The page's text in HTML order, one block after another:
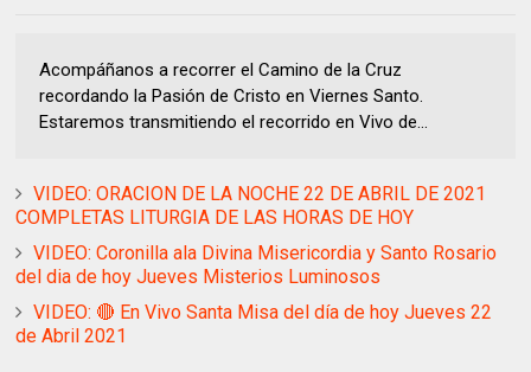
Acompáñanos a recorrer el Camino de la Cruz
recordando la Pasión de Cristo en Viernes Santo.
Estaremos transmitiendo el recorrido en Vivo de...
VIDEO: ORACION DE LA NOCHE 22 DE ABRIL DE 2021
COMPLETAS LITURGIA DE LAS HORAS DE HOY
VIDEO: Coronilla ala Divina Misericordia y Santo Rosario
del dia de hoy Jueves Misterios Luminosos
VIDEO: 🔴 En Vivo Santa Misa del día de hoy Jueves 22
de Abril 2021